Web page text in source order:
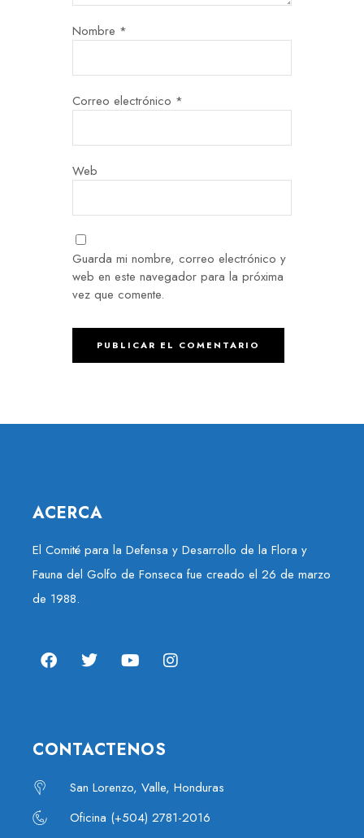
Nombre *
Correo electrónico *
Web
Guarda mi nombre, correo electrónico y
web en este navegador para la próxima
vez que comente.
ACERCA
El Comité para la Defensa y Desarrollo de la Flora y
Fauna del Golfo de Fonseca fue creado el 26 de marzo
de 1988.
CONTACTENOS
San Lorenzo, Valle, Honduras
Oficina (+504) 2781-2016